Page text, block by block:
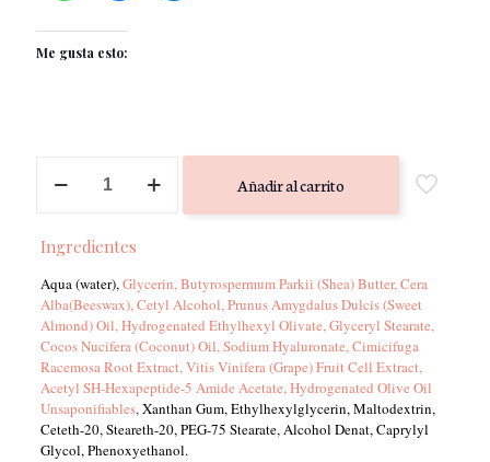
Me gusta esto:
Booster
cantidad
Añadir al carrito
Ingredientes
Aqua (water),Glycerin, Butyrospermum Parkii (Shea) Butter, Cera
Alba(Beeswax), Cetyl Alcohol, Prunus Amygdalus Dulcis (Sweet
Almond) Oil, Hydrogenated Ethylhexyl Olivate, Glyceryl Stearate,
Cocos Nucifera (Coconut) Oil, Sodium Hyaluronate, Cimicifuga
Racemosa Root Extract, Vitis Vinifera (Grape) Fruit Cell Extract,
Acetyl SH-Hexapeptide-5 Amide Acetate, Hydrogenated Olive Oil
Unsaponifiables,Xanthan Gum, Ethylhexylglycerin, Maltodextrin,
Ceteth-20, Steareth-20, PEG-75 Stearate, Alcohol Denat, Caprylyl
Glycol, Phenoxyethanol.